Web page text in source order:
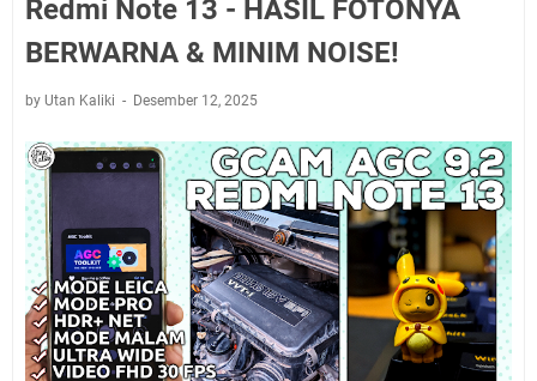
Redmi Note 13 - HASIL FOTONYA
BERWARNA & MINIM NOISE!
by Utan Kaliki Desember 12, 2025